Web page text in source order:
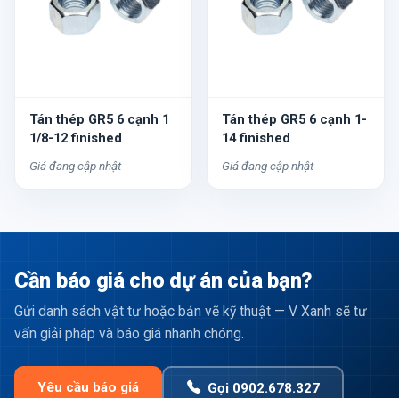
Tán thép GR5 6 cạnh 1
1/8-12 finished
Giá đang cập nhật
Tán thép GR5 6 cạnh 1-
14 finished
Giá đang cập nhật
Cần báo giá cho dự án của bạn?
Gửi danh sách vật tư hoặc bản vẽ kỹ thuật — V Xanh sẽ tư
vấn giải pháp và báo giá nhanh chóng.
Yêu cầu báo giá Gọi 0902.678.327